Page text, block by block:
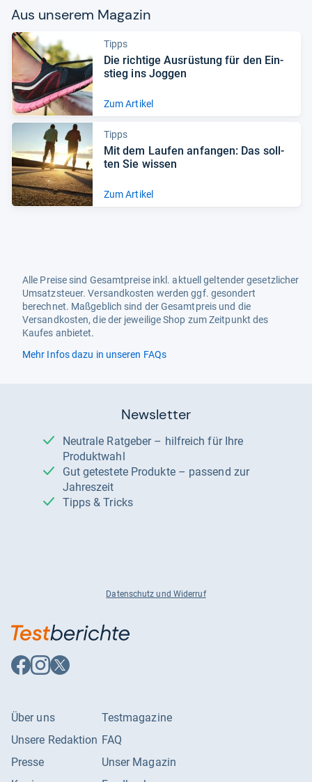
Aus unse­rem Maga­zin
Tipps
Die rich­tige Aus­rüs­tung für den Ein­
stieg ins Jog­gen
Zum Artikel
Tipps
Mit dem Lau­fen anfan­gen: Das soll­
ten Sie wis­sen
Zum Artikel
Alle Preise sind Gesamtpreise inkl. aktuell geltender gesetzlicher
Umsatzsteuer. Versandkosten werden ggf. gesondert
berechnet. Maßgeblich sind der Gesamtpreis und die
Versandkosten, die der jeweilige Shop zum Zeitpunkt des
Kaufes anbietet.
Mehr Infos dazu in unseren FAQs
Newsletter
Neutrale Ratgeber – hilfreich für Ihre
Produktwahl
Gut getestete Produkte – passend zur
Jahreszeit
Tipps & Tricks
Datenschutz und Widerruf
Auf
Facebook
Auf
Instagram
Auf
X
Über uns
Unsere Redaktion
Presse
Testmagazine
FAQ
Unser Magazin